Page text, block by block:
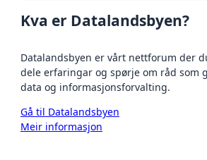
Kva er Datalandsbyen?
Datalandsbyen er vårt nettforum der
dele erfaringar og spørje om råd som
data og informasjonsforvalting.
Gå til Datalandsbyen
Meir informasjon